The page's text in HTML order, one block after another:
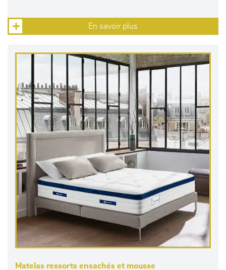
En savoir plus
Matelas ressorts ensachés et mousse